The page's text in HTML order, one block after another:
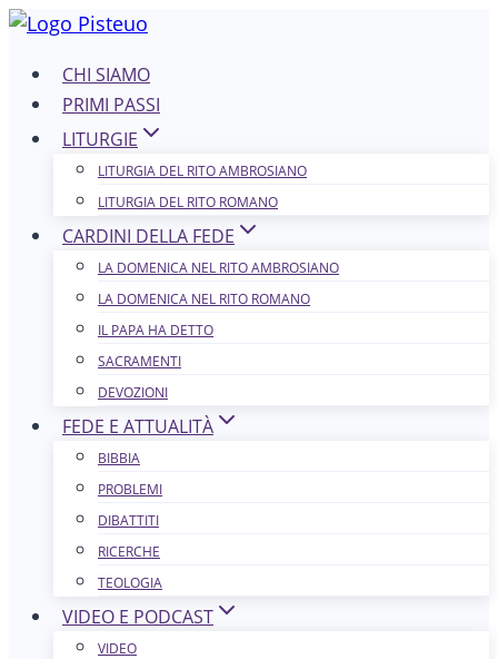
Salta
contenutoCHI SIAMO
PRIMI PASSI
LITURGIE
LITURGIA DEL RITO AMBROSIANO
LITURGIA DEL RITO ROMANO
CARDINI DELLA FEDE
LA DOMENICA NEL R​​​​​​ITO AMBROSIANO
LA DOMENICA NEL RITO ROMANO
IL PAPA HA DETTO
SACRAMENTI
DEVOZIONI
FEDE E ATTUALITÀ
BIBBIA
PROBLEMI
DIBATTITI
RICERCHE
TEOLOGIA
VIDEO E PODCAST
VIDEO